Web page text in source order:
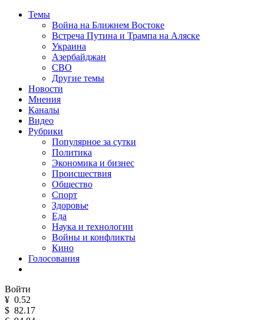
Темы
Война на Ближнем Востоке
Встреча Путина и Трампа на Аляске
Украина
Азербайджан
СВО
Другие темы
Новости
Мнения
Каналы
Видео
Рубрики
Популярное за сутки
Политика
Экономика и бизнес
Происшествия
Общество
Спорт
Здоровье
Еда
Наука и технологии
Войны и конфликты
Кино
Голосования
Войти
¥ 0.52
$ 82.17